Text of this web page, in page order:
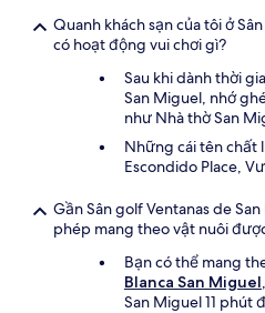
Quanh khách sạn của tôi ở
có hoạt động vui chơi gì?
Sau khi dành thời
San Miguel, nhớ
như Nhà thờ San
Những cái tên chất
Escondido Place,
Gần Sân golf Ventanas de
phép mang theo vật nuôi
Bạn có thể mang
Blanca San Miguel
San Miguel 11 phút